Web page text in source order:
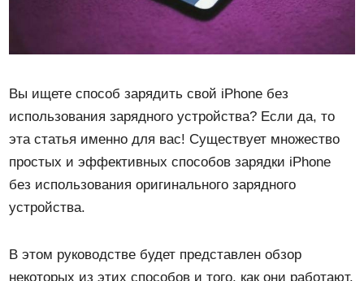
Вы ищете способ зарядить свой iPhone без
использования зарядного устройства? Если да, то
эта статья именно для вас! Существует множество
простых и эффективных способов зарядки iPhone
без использования оригинального зарядного
устройства.
В этом руководстве будет представлен обзор
некоторых из этих способов и того, как они работают.